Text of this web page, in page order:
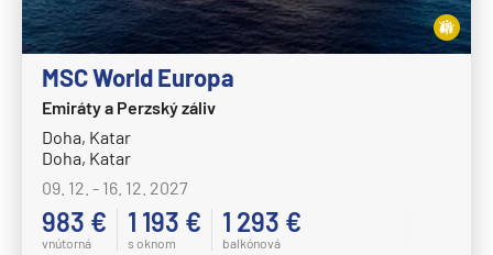
HANSEATIC nature
HANSEATIC spirit
MS Bremen
MS Europa
MS Europa 2
Holland America Line
MS Eurodam
MSC World Europa
Emiráty a Perzský záliv
Doha, Katar
Doha, Katar
09. 12. - 16. 12. 2027
983 €
vnútorná
1 193 €
s oknom
1 293 €
balkónová